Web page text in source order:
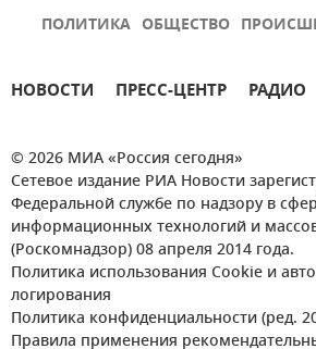
ПОЛИТИКА ОБЩЕСТВО
НОВОСТИ ПРЕСС-ЦЕНТР РАДИО
© 2026 МИА «Россия сегодня»
Сетевое издание РИА Новости
Федеральной службе по надзору в
информационных технологий и
(Роскомнадзор) 08 апреля 2014 года.
Политика использования Cookie и
логирования
Политика конфиденциальности (ред.
Правила применения